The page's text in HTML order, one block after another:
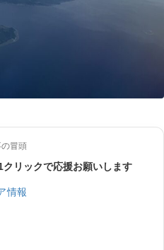
冒頭
リックで応援お願いします